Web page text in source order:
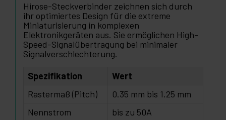
Hirose-Steckverbinder zeichnen sich durch
ihr optimiertes Design für die extreme
Miniaturisierung in komplexen
Elektronikgeräten aus. Sie ermöglichen High-
Speed-Signalübertragung bei minimaler
Signalverschlechterung.
Spezifikation
Wert
Rastermaß (Pitch)
0.35 mm bis 1.25 mm
Nennstrom
bis zu 50A